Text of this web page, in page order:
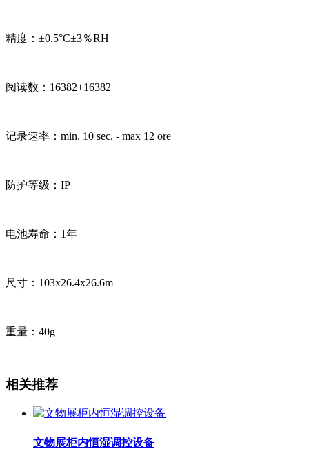
精度：±0.5°C±3％RH
阅读数：16382+16382
记录速率：min. 10 sec. - max 12 ore
防护等级：IP
电池寿命：1年
尺寸：103x26.4x26.6m
重量：40g
相关推荐
文物展柜内恒湿调控设备